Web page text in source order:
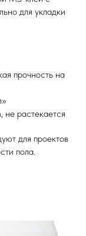
для укладки
прочность на
не растекается
для проектов
пола.